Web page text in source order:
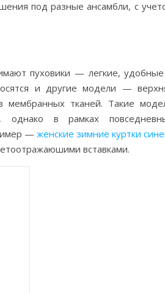
под разные ансамбли, с
пуховики — легкие,
и другие модели —
мембранных тканей. Такие
однако в рамках
— женские зимние куртки
вставками.